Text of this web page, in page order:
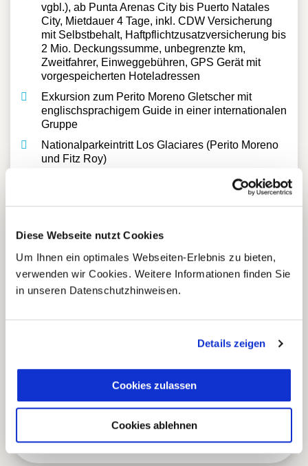
Diese Webseite nutzt Cookies
Um Ihnen ein optimales Webseiten-Erlebnis zu bieten,
verwenden wir Cookies. Weitere Informationen finden Sie
in unseren Datenschutzhinweisen.
Details zeigen
Cookies zulassen
Cookies ablehnen
vgbl.), ab Punta Arenas City bis Puerto Natales
City, Mietdauer 4 Tage, inkl. CDW Versicherung
mit Selbstbehalt, Haftpflichtzusatzversicherung bis
2 Mio. Deckungssumme, unbegrenzte km,
Zweitfahrer, Einweggebühren, GPS Gerät mit
vorgespeicherten Hoteladressen
Exkursion zum Perito Moreno Gletscher mit
englischsprachigem Guide in einer internationalen
Gruppe
Nationalparkeintritt Los Glaciares (Perito Moreno
und Fitz Roy)
Stadtbesichtigung Buenos Aires mit privater
Nicht enthaltene Leistungen
wir für Sie passende Flüge entsprechend
Optionale Aktivitäten (z.B. Wanderungen im Torres
Buenos Aires)
Eintrittspreis für Nationalpark Torres del Paine